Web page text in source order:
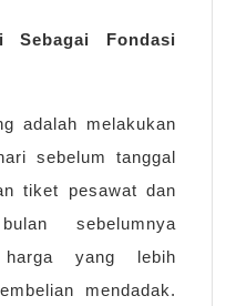
Sebagai Fondasi
adalah melakukan
sebelum tanggal
tiket pesawat dan
sebelumnya
harga yang lebih
mendadak.